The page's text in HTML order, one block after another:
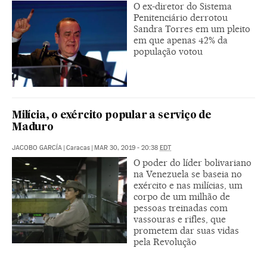
O ex-diretor do Sistema
Penitenciário derrotou
Sandra Torres em um pleito
em que apenas 42% da
população votou
Milícia, o exército popular a serviço de
Maduro
JACOBO GARCÍA Caracas MAR 30, 2019 - 20:38 EDT
O poder do líder bolivariano
na Venezuela se baseia no
exército e nas milícias, um
corpo de um milhão de
pessoas treinadas com
vassouras e rifles, que
prometem dar suas vidas
pela Revolução